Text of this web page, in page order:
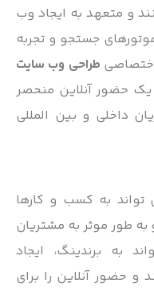
و متعهد به ایجاد وب
جستجو و تجربه
طراحی وب سایت
حضور آنلاین منحصر
داخلی و بین المللی
به کسب و کارها
طور موثر به مشتریان
به برندینگ، ایجاد
حضور آنلاین را برای